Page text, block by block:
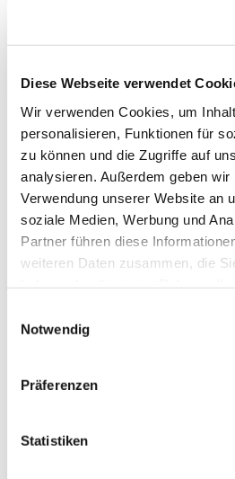
Diese Webseite verwendet
Wir verwenden Cookies, um
personalisieren, Funktionen für
zu können und die Zugriffe auf
analysieren. Außerdem geben
Verwendung unserer Website an
soziale Medien, Werbung und
Partner führen diese
weiteren Daten zusammen, die
Notwendig
Präferenzen
Statistiken
Dienstag, 24. August
Uhr
Oeynhausen